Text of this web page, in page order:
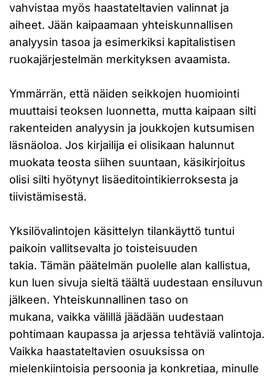
vahvistaa myös haastateltavien valinnat ja
aiheet. Jään kaipaamaan yhteiskunnallisen
analyysin tasoa ja esimerkiksi kapitalistisen
ruokajärjestelmän merkityksen avaamista.
Ymmärrän, että näiden seikkojen huomiointi
muuttaisi teoksen luonnetta, mutta kaipaan silti
rakenteiden analyysin ja joukkojen kutsumisen
läsnäoloa. Jos kirjailija ei olisikaan halunnut
muokata teosta siihen suuntaan, käsikirjoitus
olisi silti hyötynyt lisäeditointikierroksesta ja
tiivistämisestä.
Yksilövalintojen käsittelyn tilankäyttö tuntui
paikoin vallitsevalta jo toisteisuuden
takia. Tämän päätelmän puolelle alan kallistua,
kun luen sivuja sieltä täältä uudestaan ensiluvun
jälkeen. Yhteiskunnallinen taso on
mukana, vaikka välillä jäädään uudestaan
pohtimaan kaupassa ja arjessa tehtäviä valintoja.
Vaikka haastateltavien osuuksissa on
mielenkiintoisia persoonia ja konkretiaa, minulle